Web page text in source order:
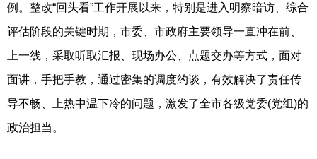
例。整改“回头看”工作开展以来，特别是进入明察暗访、综合
评估阶段的关键时期，市委、市政府主要领导一直冲在前、
上一线，采取听取汇报、现场办公、点题交办等方式，面对
面讲，手把手教，通过密集的调度约谈，有效解决了责任传
导不畅、上热中温下冷的问题，激发了全市各级党委(党组)的
政治担当。